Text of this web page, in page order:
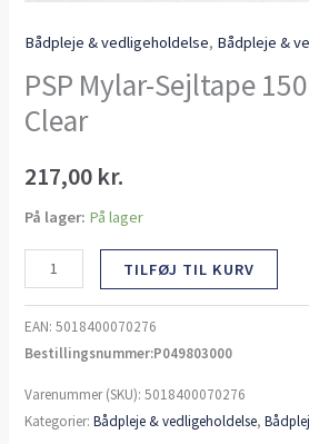
Bådpleje & vedligeholdelse, Bådpleje &
PSP Mylar-Sejltape
Clear
217,00 kr.
På lager: På lager
TILFØJ TIL KURV
EAN:5018400070276
Bestillingsnummer:P049803000
Varenummer (SKU):5018400070276
Kategorier:Bådpleje & vedligeholdelse,